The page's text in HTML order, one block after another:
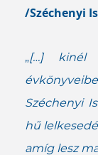
/Széchenyi
„[…] kinél
Széchenyi
hű
amíg lesz